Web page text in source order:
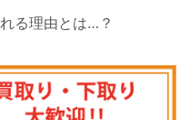
る理由とは…？